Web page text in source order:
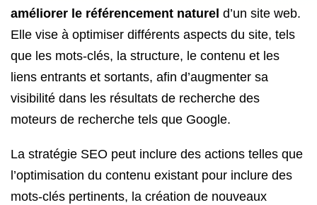
améliorer le référencement naturel d’un site web.
Elle vise à optimiser différents aspects du site, tels
que les mots-clés, la structure, le contenu et les
liens entrants et sortants, afin d’augmenter sa
visibilité dans les résultats de recherche des
moteurs de recherche tels que Google.
La stratégie SEO peut inclure des actions telles que
l’optimisation du contenu existant pour inclure des
mots-clés pertinents, la création de nouveaux